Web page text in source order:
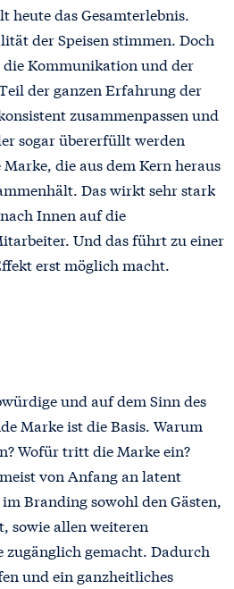
heute das Gesamterlebnis.
der Speisen stimmen. Doch
die Kommunikation und der
der ganzen Erfahrung der
zusammenpassen und
sogar übererfüllt werden
die aus dem Kern heraus
Das wirkt sehr stark
Innen auf die
Und das führt zu einer
erst möglich macht.
und auf dem Sinn des
Marke ist die Basis. Warum
Wofür tritt die Marke ein?
von Anfang an latent
Branding sowohl den Gästen,
sowie allen weiteren
zugänglich gemacht. Dadurch
und ein ganzheitliches